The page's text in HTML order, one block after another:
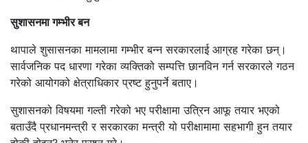
सुशासनमा गम्भीर बन
थापाले शुसासनका मामलामा गम्भीर बन्न सरकारलाई आग्रह गरेका छन्।
सार्वजनिक पद धारणा गरेका व्यक्तिको सम्पत्ति छानविन गर्न सरकारले गठन
गरेको आयोगको क्षेत्राधिकार प्रष्ट हुनुपर्ने बताए।
सुशासनको विषयमा गल्ती गरेको भए परीक्षामा उत्रिन आफू तयार भएको
बताउँदै प्रधानमन्त्री र सरकारका मन्त्री यो परीक्षामामा सहभागी हुन तयार